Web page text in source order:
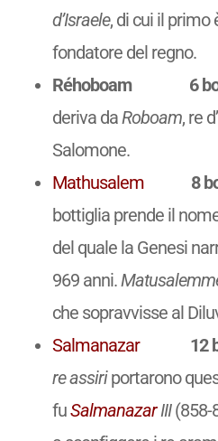
d’Israele, di cui il primo
fondatore del regno.
Réhoboam
6
deriva daRoboam, re d’
Salomone.
Mathusalem
8
bottiglia prende il
del quale la Genesi
969 anni.
che sopravvisse al
Salmanazar
12
re assiriportarono
fuSalmanazarIII(858-